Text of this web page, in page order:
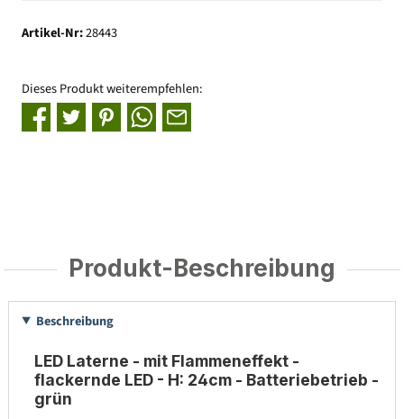
Artikel-Nr:28443
Dieses Produkt weiterempfehlen:
Produkt-Beschreibung
Beschreibung
LED Laterne - mit Flammeneffekt -
flackernde LED - H: 24cm - Batteriebetrieb -
grün